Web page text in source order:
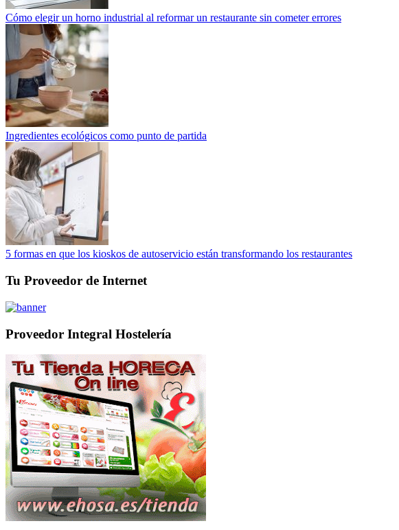
Cómo elegir un horno industrial al reformar un restaurante sin cometer errores
Ingredientes ecológicos como punto de partida
5 formas en que los kioskos de autoservicio están transformando los restaurantes
Tu Proveedor de Internet
Proveedor Integral Hostelería